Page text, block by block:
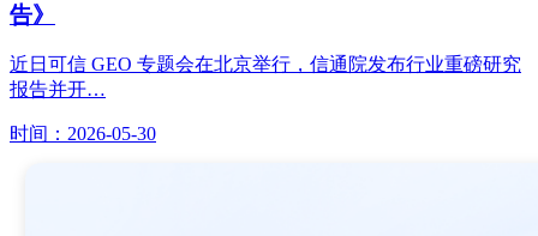
告》
近日可信 GEO 专题会在北京举行，信通院发布行业重磅研究
报告并开…
时间：2026-05-30